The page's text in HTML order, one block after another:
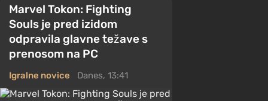
Marvel Tokon: Fighting
Souls je pred izidom
odpravila glavne težave s
prenosom na PC
Igralne novice Danes, 13:41